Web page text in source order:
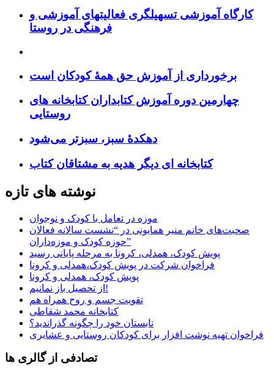
کارگاه آموزشی تسهیلگری فعالیتهای آموزشی و
فرهنگی در روستا
برخورداری از آموزش حق همۀ کودکان است
چهارمین دوره آموزش کتابداران کتابخانه های
روستایی
دهکدۀ سبز، سبزتر می‌شود
کتابخانه ای دیگر هدیه به مشتاقان کتاب
نوشته های تازه
موزه در تعامل با کودک و نوجوان
صحبت‌های خانم منیر همایونی در “نشست سالانه فعالان
حوزه کودک و موزه‌داران”
پویش کودک، همدلی، کرونا به مرحله پایانی رسید
فراخوان شرکت در پویش کودک،همدلی و کرونا
پویش کودک، همدلی و کرونا
از تحصیل باز نمانیم!
تقویت جسم و روح همراه هم
کتابخانه محمد شقاطی
تابستان خود را چگونه گذراندید؟
فراخوان تهیه نوشت افزار برای کودکان روستایی و عشایری
تصادفی از گالری ها